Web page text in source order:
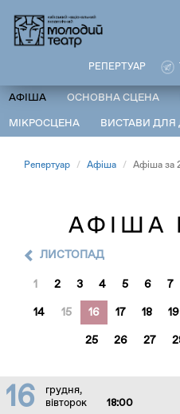
основного
РЕПЕРТУАР
АФІША ОСНОВНА СЦЕНА
МІКРОСЦЕНА ВИСТАВИ ДЛЯ
Репертуар Афіша Афіша за
АФІША
ЛИСТОПАД
1 2 3 4 5 6 7
14 15 16 17 18 19
25 26 27
16
грудня,
вівторок
18:00